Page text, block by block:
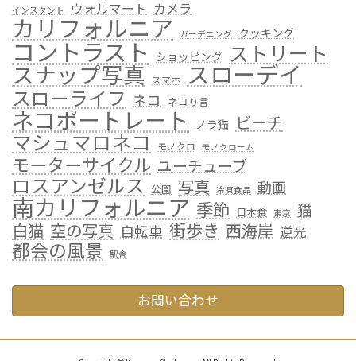
インスタント ウォルマート カメラ
カリフォルニア ガーデニング クッキング
コントラスト ショッピング ストリート
スナップ写真 スマホ スローデイ
スローライフ ネコ ネコり言
ネコポートレート ノラ猫 ビーチ
マシュマロネコ モノクロ モノクローム
モーターサイクル ユーチューブ
ロスアンゼルス 公園 写真 冷凍食品 動画
南カリフォルニア 季節 日本食 東京 猫
白猫 空の写真 自転車 街歩き 西海岸 逆光
都会の風景 駅舎
お問い合わせ